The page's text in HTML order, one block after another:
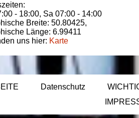
- 18:00, Sa 07:00 - 14:00
Breite: 50.80425,
Länge: 6.99411
uns hier: Karte
Datenschutz